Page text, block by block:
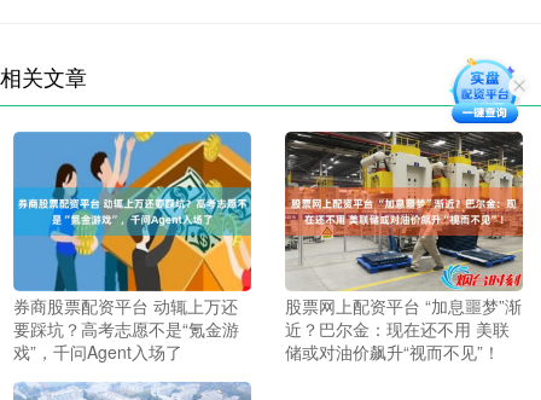
相关文章
券商股票配资平台 动辄上万还
要踩坑？高考志愿不是“氪金游
戏”，千问Agent入场了
股票网上配资平台 “加息噩梦”渐
近？巴尔金：现在还不用 美联
储或对油价飙升“视而不见”！